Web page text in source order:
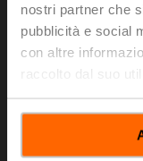
nostri partner che
pubblicità e social
con altre
Valvola a globo,
2500 kPa, Kvs 4
[41...302°F]
Bus, 2...10 V, 150
Terminali con cavo
Attuatore fornito